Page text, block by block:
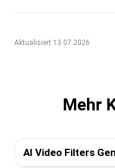
Aktualisiert 13.07.2026
Mehr
AI Video Filters